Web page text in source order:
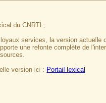
du CNRTL,
services, la version actuelle
une refonte complète de
version ici : Portail lexical